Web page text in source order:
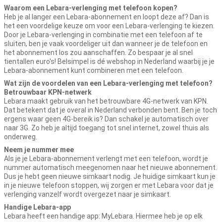
Waarom een Lebara-verlenging met telefoon kopen?
Heb je al langer een Lebara-abonnement en loopt deze af? Dan is
het een voordelige keuze om voor een Lebara-verlenging te kiezen.
Door je Lebara-verlenging in combinatie met een telefoon af te
sluiten, ben je vaak voordeliger uit dan wanneer je de telefoon en
het abonnement los zou aanschaffen. Zo bespaar je al snel
tientallen euro's! Belsimpel is dé webshop in Nederland waarbij je je
Lebara-abonnement kunt combineren met een telefoon.
Wat zijn de voordelen van een Lebara-verlenging met telefoon?
Betrouwbaar KPN-netwerk
Lebara maakt gebruik van het betrouwbare 4G-netwerk van KPN.
Dat betekent dat je overal in Nederland verbonden bent. Ben je toch
ergens waar geen 4G-bereik is? Dan schakel je automatisch over
naar 3G. Zo heb je altijd toegang tot snel internet, zowel thuis als
onderweg.
Neem je nummer mee
Als je je Lebara-abonnement verlengt met een telefoon, wordt je
nummer automatisch meegenomen naar het nieuwe abonnement.
Dus je hebt geen nieuwe simkaart nodig. Je huidige simkaart kun je
in je nieuwe telefoon stoppen, wij zorgen er met Lebara voor dat je
verlenging vanzelf wordt overgezet naar je simkaart.
Handige Lebara-app
Lebara heeft een handige app: MyLebara. Hiermee heb je op elk